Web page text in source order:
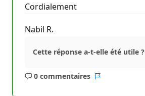
Cordialement
Nabil R.
Cette réponse a-t-elle été utile ?
0 commentaires
Aucun